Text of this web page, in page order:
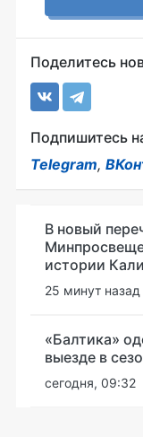
Поделитесь
Подпишитесь
Telegram,
В новый
истории
25 минут назад
«Балтика»
выезде в
сегодня, 09:32